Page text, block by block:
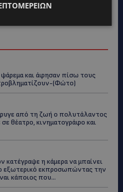
και άφησαν πίσω τους
(Φώτο)
από τη ζωή ο πολυτάλαντος
θέατρο, κινηματογράφο και
κατέγραψε η κάμερα να μπαίνει
εξωτερικό εκπροσωπώντας την
κάποιος που...